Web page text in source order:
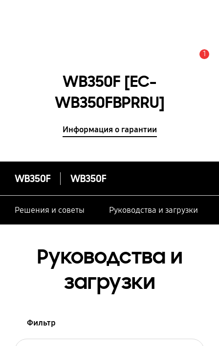
1
WB350F [EC-
WB350FBPRRU]
Информация о гарантии
WB350F WB350F
Решения и советы Руководства и загрузки
Руководства и
загрузки
Фильтр